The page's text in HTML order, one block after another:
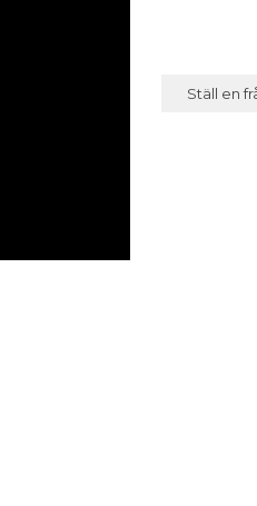
Ställ en